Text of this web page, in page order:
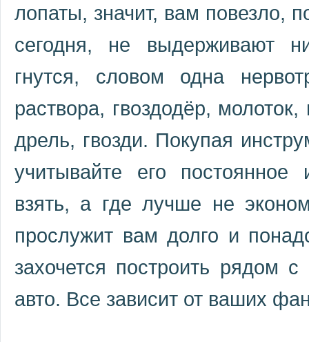
лопаты, значит, вам повезло,
сегодня, не выдерживают
гнутся, словом одна
раствора, гвоздодёр,
дрель, гвозди. Покупая
учитывайте его
взять, а где лучше не
прослужит вам долго и
захочется построить рядом
авто. Все зависит от ваших